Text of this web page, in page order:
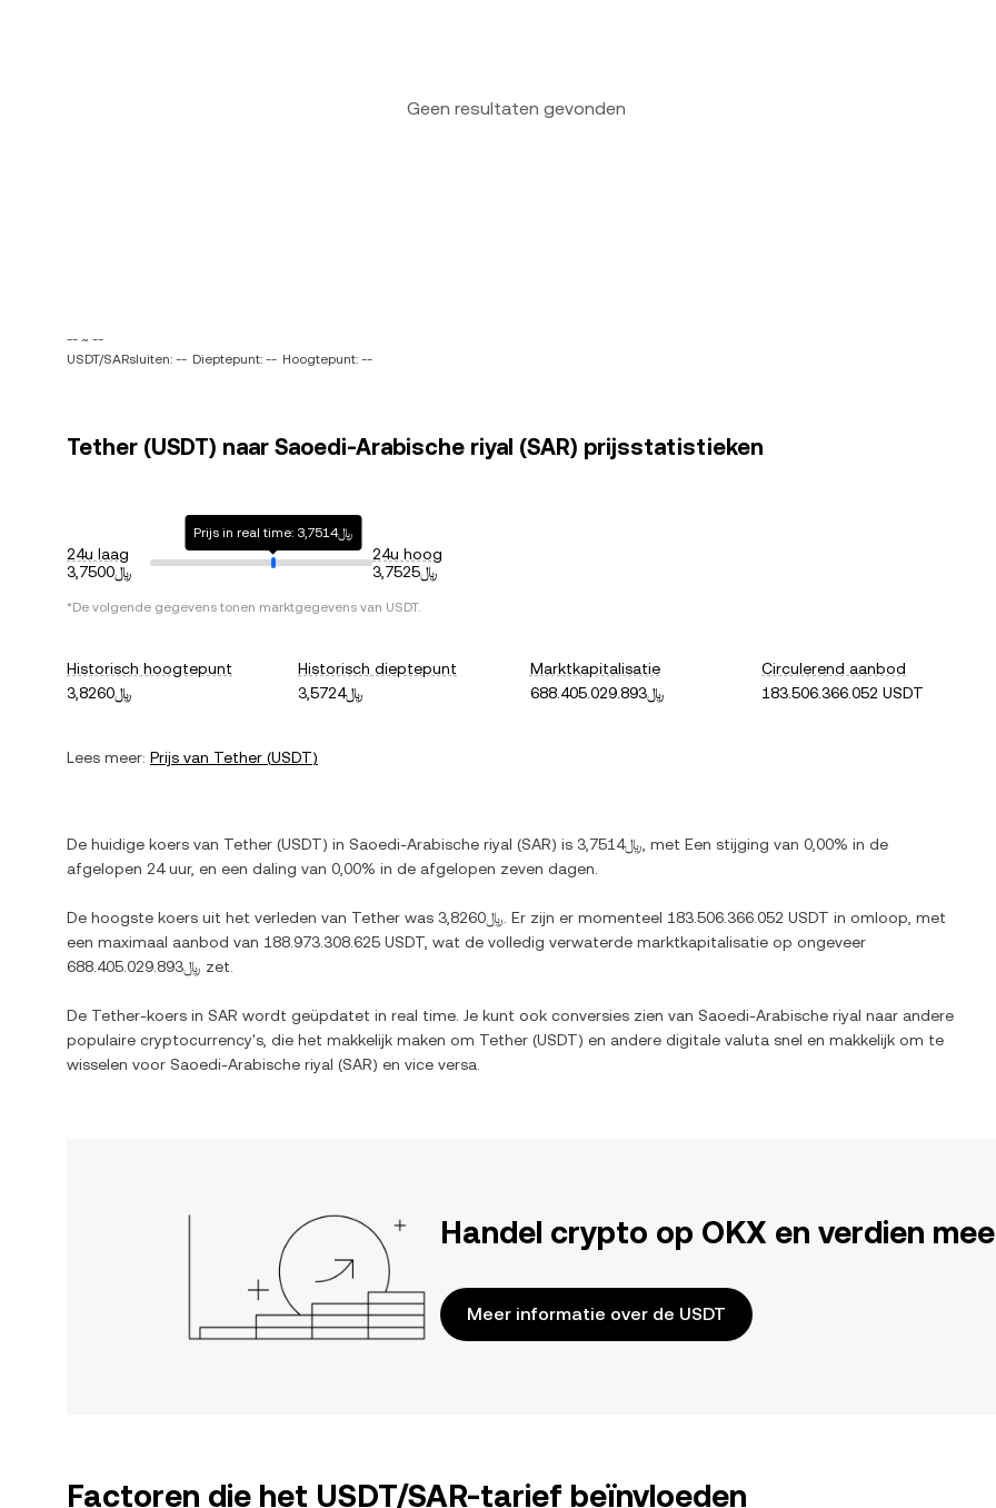
Geen resultaten gevonden
-- ~ --
USDT/SARsluiten: -- Dieptepunt: -- Hoogtepunt: --
Tether (USDT) naar Saoedi-Arabische riyal (SAR) prijsstatistieken
24u laag
﷼3,7500
Prijs in real time: ﷼3,7514
24u hoog
﷼3,7525
*De volgende gegevens tonen marktgegevens van USDT.
Historisch hoogtepunt
﷼3,8260
Historisch dieptepunt
﷼3,5724
Marktkapitalisatie
﷼688.405.029.893
Circulerend aanbod
183.506.366.052 USDT
Lees meer: Prijs van Tether (USDT)
De huidige koers van Tether (USDT) in Saoedi-Arabische riyal (SAR) is ﷼3,7514 , met Een stijging van 0,00% in de
afgelopen 24 uur, en een daling van 0,00% in de afgelopen zeven dagen.
De hoogste koers uit het verleden van Tether was ﷼3,8260 . Er zijn er momenteel 183.506.366.052 USDT in omloop, met
een maximaal aanbod van 188.973.308.625 USDT , wat de volledig verwaterde marktkapitalisatie op ongeveer
﷼688.405.029.893 zet.
De Tether-koers in SAR wordt geüpdatet in real time. Je kunt ook conversies zien van Saoedi-Arabische riyal naar andere
populaire cryptocurrency's, die het makkelijk maken om Tether (USDT) en andere digitale valuta snel en makkelijk om te
wisselen voor Saoedi-Arabische riyal (SAR) en vice versa.
Handel crypto op OKX en verdien
Meer informatie over de USDT
Factoren die het USDT/SAR-tarief beïnvloeden